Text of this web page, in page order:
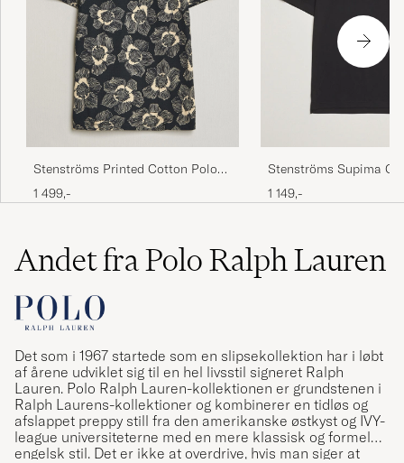
MALIN S KØBTE PÅ CAREOFCARL.SE
Perfekt passform, bra kvalitet
ROBIN B KØBTE PÅ CAREOFCARL.SE
Raskt og presis levert!
Alltid ett säkert &quotkort&quot att köpa Polo
Ralph Lauren ( hos Care of Carl:)
Alltid ett säkert &ampquotkort&ampquot att
köpa Polo Ralph Lauren ( hos Care of Carl:)
Stenströms Printed Cotton Polo
Black
1 499,-
Stenströms Supima
Shirt Black
1 149,-
Andet fra Polo Ralph Lauren
Det som i 1967 startede som en slipsekollektion har i løbt
af årene udviklet sig til en hel livsstil signeret Ralph
Lauren. Polo Ralph Lauren-kollektionen er grundstenen i
Ralph Laurens-kollektioner og kombinerer en tidløs og
afslappet preppy still fra den amerikanske østkyst og IVY-
league universiteterne med en mere klassisk og formel
engelsk stil. Det er ikke at overdrive, hvis man siger at